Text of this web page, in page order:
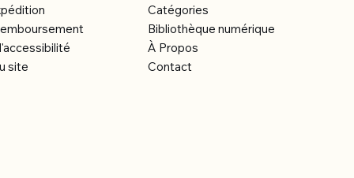
site
Catégories
Bibliothèque numérique
À Propos
Contact